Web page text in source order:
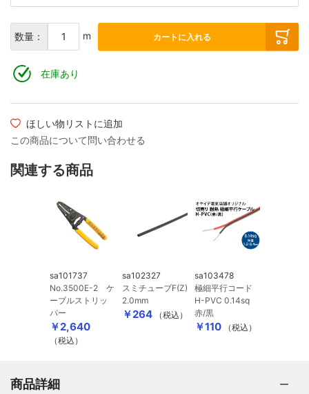
数量： m カートに入れる
在庫あり
ほしい物リストに追加
この商品について問い合わせる
関連する商品
sa101737
No.3500E-2 ケ
ーブルストリッ
パー
￥2,640
（税込）
sa102327
スミチューブF(Z)
2.0mm
￥264 （税込）
sa103478
極細平行コード
H-PVC 0.14sq
赤/黒
￥110 （税込）
商品詳細